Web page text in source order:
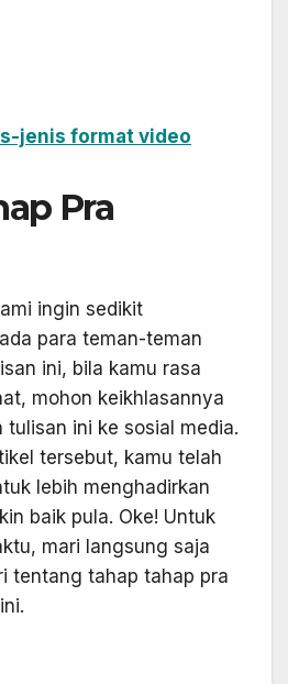
jenis format video
Pra
ingin sedikit
para teman-teman
ini, bila kamu rasa
mohon keikhlasannya
tulisan ini ke sosial media.
tersebut, kamu telah
lebih menghadirkan
baik pula. Oke! Untuk
mari langsung saja
tentang tahap tahap pra